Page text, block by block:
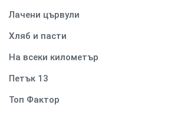
Лачени цървули
Хляб и пасти
На всеки километър
Петък 13
Топ Фактор